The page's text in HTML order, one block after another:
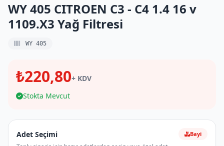
WY 405 CITROEN C3 - C4 1.4 16 v
1109.X3 Yağ Filtresi
WY 405
₺220,80+ KDV
Stokta Mevcut
Adet Seçimi Bayi